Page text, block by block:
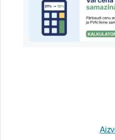
Blīvējumu, noslēgvāciņu un
noslēgierīcei ir jābūt arī
termoplēvi).
Atbildīgās personas